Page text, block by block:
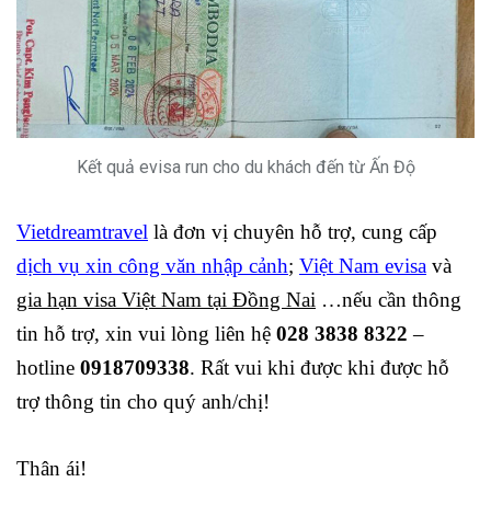
Kết quả evisa run cho du khách đến từ Ấn Độ
Vietdreamtravel là đơn vị chuyên hỗ trợ, cung cấp
dịch vụ xin công văn nhập cảnh; Việt Nam evisa và
gia hạn visa Việt Nam tại Đồng Nai …nếu cần thông
tin hỗ trợ, xin vui lòng liên hệ 028 3838 8322 –
hotline 0918709338. Rất vui khi được khi được hỗ
trợ thông tin cho quý anh/chị!
Thân ái!